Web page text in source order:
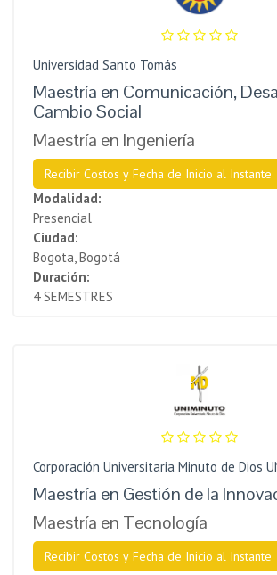
Universidad Santo Tomás
Maestría en Comunicación,
Cambio Social
Maestría en Ingeniería
Recibir Costos y Fecha de Inicio al Instante
Modalidad:
Presencial
Ciudad:
Bogota, Bogotá
Duración:
4 SEMESTRES
Corporación Universitaria Minuto de Dios
Maestría en Gestión de la
Maestría en Tecnología
Recibir Costos y Fecha de Inicio al Instante